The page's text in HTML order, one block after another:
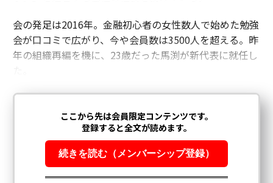
会の発足は2016年。金融初心者の女性数人で始めた勉強
会が口コミで広がり、今や会員数は3500人を超える。昨
年の組織再編を機に、23歳だった馬渕が新代表に就任し